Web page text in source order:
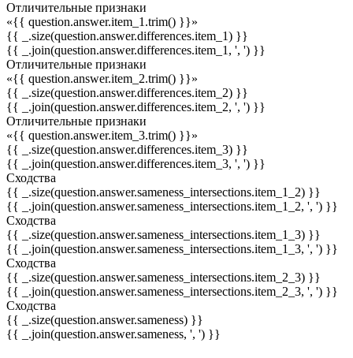
Отличительные признаки
«{{ question.answer.item_1.trim() }}»
{{ _.size(question.answer.differences.item_1) }}
{{ _.join(question.answer.differences.item_1, ', ') }}
Отличительные признаки
«{{ question.answer.item_2.trim() }}»
{{ _.size(question.answer.differences.item_2) }}
{{ _.join(question.answer.differences.item_2, ', ') }}
Отличительные признаки
«{{ question.answer.item_3.trim() }}»
{{ _.size(question.answer.differences.item_3) }}
{{ _.join(question.answer.differences.item_3, ', ') }}
Сходства
{{ _.size(question.answer.sameness_intersections.item_1_2) }}
{{ _.join(question.answer.sameness_intersections.item_1_2, ', ') }}
Сходства
{{ _.size(question.answer.sameness_intersections.item_1_3) }}
{{ _.join(question.answer.sameness_intersections.item_1_3, ', ') }}
Сходства
{{ _.size(question.answer.sameness_intersections.item_2_3) }}
{{ _.join(question.answer.sameness_intersections.item_2_3, ', ') }}
Сходства
{{ _.size(question.answer.sameness) }}
{{ _.join(question.answer.sameness, ', ') }}